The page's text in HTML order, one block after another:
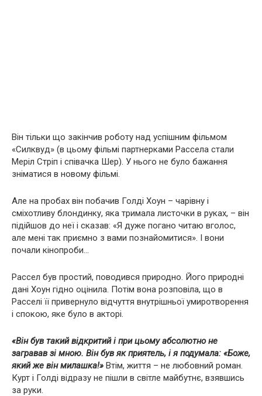
Він тільки що закінчив роботу над успішним фільмом
«Силквуд» (в цьому фільмі партнерками Рассела стали
Меріл Стріп і співачка Шер). У нього не було бажання
зніматися в новому фільмі.
Але на пробах він побачив Голді Хоун – чарівну і
сміхотливу блондинку, яка тримала листочки в руках, – він
підійшов до неї і сказав: «Я дуже погано читаю вголос,
але мені так приємно з вами познайомитися». І вони
почали кінопроби…
Рассел був простий, поводився природно. Його природні
дані Хоун гідно оцінила. Потім вона розповіла, що в
Расселі її привернуло відчуття внутрішньої умиротворення
і спокою, яке було в акторі.
«Він був такий відкритий і при цьому абсолютно не
загравав зі мною. Він був як приятель, і я подумала: «Боже,
який же він милашка!» Втім, життя – не любовний роман.
Курт і Голді відразу не пішли в світле майбутнє, взявшись
за руки.